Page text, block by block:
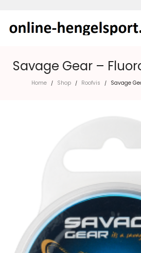
Savage Gear –
Home / Shop / Roofvis / Savage